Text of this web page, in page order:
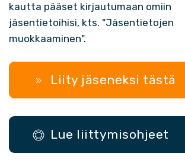
kautta pääset kirjautumaan omiin
jäsentietoihisi, kts. "Jäsentietojen
muokkaaminen".
Liity jäseneksi tästä
Lue liittymisohjeet